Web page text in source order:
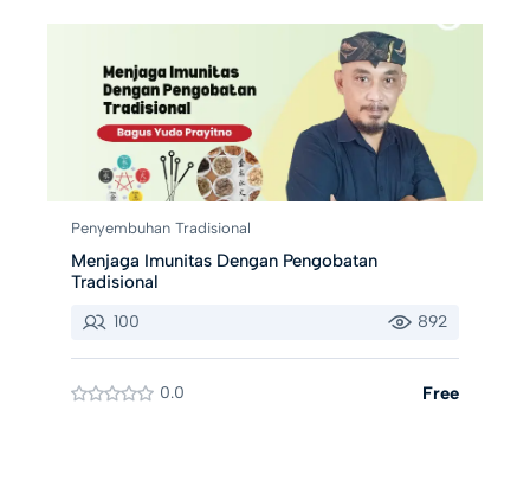
Penyembuhan Tradisional
Menjaga Imunitas Dengan Pengobatan
Tradisional
100 892
0.0 Free